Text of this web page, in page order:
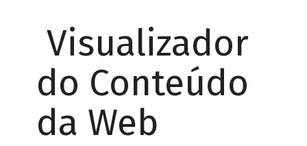
Visualizador
do Conteúdo
da Web